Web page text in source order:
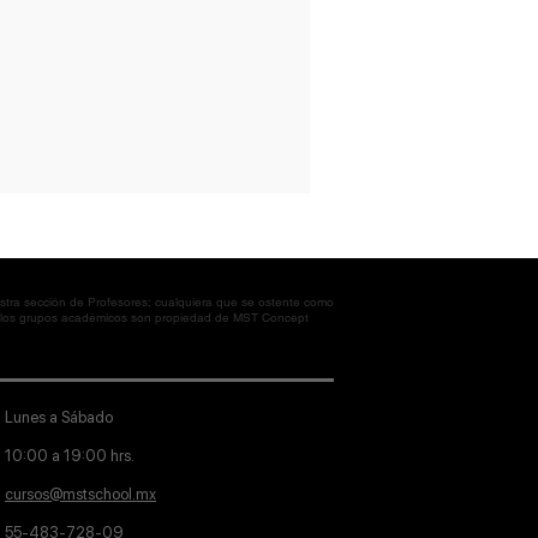
sección de Profesores; cualquiera que se ostente como
grupos académicos son propiedad de MST Concept
Lunes a Sábado
10:00 a 19:00 hrs.
cursos@mstschool.mx
55-483-728-09